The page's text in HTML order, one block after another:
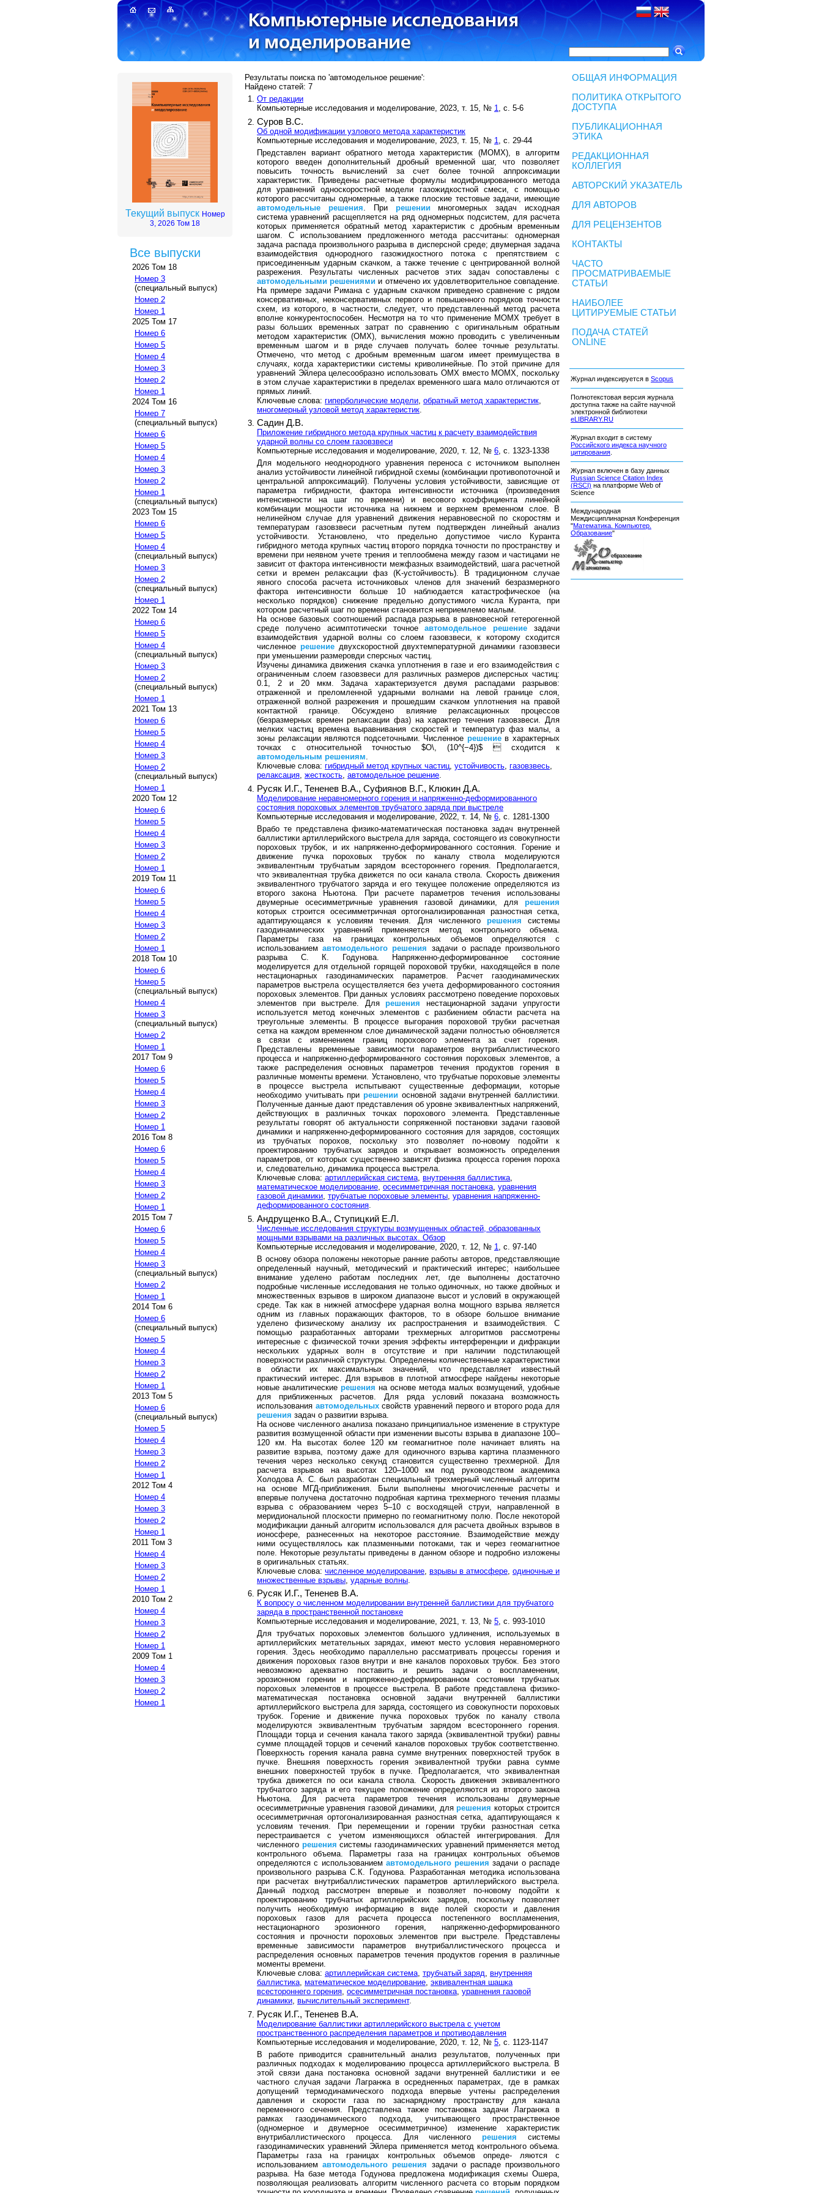
Текущий выпуск Номер
3, 2026 Том 18
Все выпуски
2026 Том 18
Номер 3
(специальный выпуск)
Номер 2
Номер 1
2025 Том 17
Номер 6
Номер 5
Номер 4
Номер 3
Номер 2
Номер 1
2024 Том 16
Номер 7
(специальный выпуск)
Номер 6
Номер 5
Номер 4
Номер 3
Номер 2
Номер 1
(специальный выпуск)
2023 Том 15
Номер 6
Номер 5
Номер 4
(специальный выпуск)
Номер 3
Номер 2
(специальный выпуск)
Номер 1
2022 Том 14
Номер 6
Номер 5
Номер 4
(специальный выпуск)
Номер 3
Номер 2
(специальный выпуск)
Номер 1
2021 Том 13
Номер 6
Номер 5
Номер 4
Номер 3
Номер 2
(специальный выпуск)
Номер 1
2020 Том 12
Номер 6
Номер 5
Номер 4
Номер 3
Номер 2
Номер 1
2019 Том 11
Номер 6
Номер 5
Номер 4
Номер 3
Номер 2
Номер 1
2018 Том 10
Номер 6
Номер 5
(специальный выпуск)
Номер 4
Номер 3
(специальный выпуск)
Номер 2
Номер 1
2017 Том 9
Номер 6
Номер 5
Номер 4
Номер 3
Номер 2
Номер 1
2016 Том 8
Номер 6
Номер 5
Номер 4
Номер 3
Номер 2
Номер 1
2015 Том 7
Номер 6
Номер 5
Номер 4
Номер 3
(специальный выпуск)
Номер 2
Номер 1
2014 Том 6
Номер 6
(специальный выпуск)
Номер 5
Номер 4
Номер 3
Номер 2
Номер 1
2013 Том 5
Номер 6
(специальный выпуск)
Номер 5
Номер 4
Номер 3
Номер 2
Номер 1
2012 Том 4
Номер 4
Номер 3
Номер 2
Номер 1
2011 Том 3
Номер 4
Номер 3
Номер 2
Номер 1
2010 Том 2
Номер 4
Номер 3
Номер 2
Номер 1
2009 Том 1
Номер 4
Номер 3
Номер 2
Номер 1
Результаты поиска по 'автомодельное решение':
Найдено статей: 7
От редакции
Компьютерные исследования и моделирование, 2023, т. 15, № 1, с. 5-6
Суров В.С.
Об одной модификации узлового метода характеристик
Компьютерные исследования и моделирование, 2023, т. 15, № 1
, с. 29-44
Представлен вариант обратного метода характеристик (МОМХ), в алгоритм
которого введен дополнительный дробный временной шаг, что позволяет
повысить точность вычислений за счет более точной аппроксимации
характеристик. Приведены расчетные формулы модифицированного метода
для уравнений односкоростной модели газожидкостной смеси, с помощью
которого рассчитаны одномерные, а также плоские тестовые задачи, имеющие
автомодельные
решения . При решении многомерных задач исходная
система уравнений расщепляется на ряд одномерных подсистем, для расчета
которых применяется обратный метод характеристик с дробным временным
шагом. С использованием предложенного метода рассчитаны: одномерная
задача распада произвольного разрыва в дисперсной среде; двумерная задача
взаимодействия однородного газожидкостного потока с препятствием с
присоединенным ударным скачком, а также течение с центрированной волной
разрежения. Результаты численных расчетов этих задач сопоставлены с
автомодельными решениями и отмечено их удовлетворительное совпадение.
На примере задачи Римана с ударным скачком приведено сравнение с рядом
консервативных, неконсервативных первого и повышенного порядков точности
схем, из которого, в частности, следует, что представленный метод расчета
вполне конкурентоспособен. Несмотря на то что применение МОМХ требует в
разы больших временных затрат по сравнению с оригинальным обратным
методом характеристик (ОМХ), вычисления можно проводить с увеличенным
временным шагом и в ряде случаев получать более точные результаты.
Отмечено, что метод с дробным временным шагом имеет преимущества в
случаях, когда характеристики системы криволинейные. По этой причине для
уравнений Эйлера целесообразно использовать ОМХ вместо МОМХ, поскольку
в этом случае характеристики в пределах временного шага мало отличаются от
прямых линий.
Ключевые слова: гиперболические модели обратный метод характеристик
многомерный узловой метод характеристик
Садин Д.В.
Приложение гибридного метода крупных частиц к расчету взаимодействия
ударной волны со слоем газовзвеси
Компьютерные исследования и моделирование, 2020, т. 12, № 6, с. 1323-1338
Для модельного неоднородного уравнения переноса с источником выполнен
анализ устойчивости линейной гибридной схемы (комбинации противопоточной и
центральной аппроксимаций). Получены условия устойчивости, зависящие от
параметра гибридности, фактора интенсивности источника (произведения
интенсивности на шаг по времени) и весового коэффициента линейной
комбинации мощности источника на нижнем и верхнем временном слое. В
нелинейном случае для уравнений движения неравновесной по скоростям и
температурам газовзвеси расчетным путем подтвержден линейный анализ
устойчивости. Установлено, что предельно допустимое число Куранта
гибридного метода крупных частиц второго порядка точности по пространству и
времени при неявном учете трения и теплообмена между газом и частицами не
зависит от фактора интенсивности межфазных взаимодействий, шага расчетной
сетки и времен релаксации фаз (K-устойчивость). В традиционном случае
явного способа расчета источниковых членов для значений безразмерного
фактора интенсивности больше 10 наблюдается катастрофическое (на
несколько порядков) снижение предельно допустимого числа Куранта, при
котором расчетный шаг по времени становится неприемлемо малым.
На основе базовых соотношений распада разрыва в равновесной гетерогенной
среде получено асимптотически точноеавтомодельное решение задачи
взаимодействия ударной волны со слоем газовзвеси, к которому сходится
численное решениедвухскоростной двухтемпературной динамики газовзвеси
при уменьшении размеровди сперсных частиц.
Изучены динамика движения скачка уплотнения в газе и его взаимодействия с
ограниченным слоем газовзвеси для различных размеров дисперсных частиц:
0.1, 2 и 20 мкм. Задача характеризуется двумя распадами разрывов:
отраженной и преломленной ударными волнами на левой границе слоя,
отраженной волной разрежения и прошедшим скачком уплотнения на правой
контактной границе. Обсуждено влияние релаксационных процессов
(безразмерных времен релаксации фаз) на характер течения газовзвеси. Для
мелких частиц времена выравнивания скоростей и температур фаз малы, а
зоны релаксации являются подсеточными. Численное решениев характерных
точках с относительной точностью $O\, (10^{−4})$  сходится к
автомодельным решениям.
Ключевые слова: гибридный метод крупных частиц, устойчивость, газовзвесь,
релаксация, жесткость, автомодельное решение.
Русяк И.Г., Тененев В.А., Суфиянов В.Г., Клюкин Д.А.
Моделирование неравномерного горения и напряженно-деформированного
состояния пороховых элементов трубчатого заряда при выстреле
Компьютерные исследования и моделирование, 2022, т. 14, № 6 , с. 1281-1300
Врабо те представлена физико-математическая постановка задач внутренней
баллистики артиллерийского выстрела для заряда, состоящего из совокупности
пороховых трубок, и их напряженно-деформированного состояния. Горение и
движение пучка пороховых трубок по каналу ствола моделируются
эквивалентным трубчатым зарядом всестороннего горения. Предполагается,
что эквивалентная трубка движется по оси канала ствола. Скорость движения
эквивалентного трубчатого заряда и его текущее положение определяются из
второго закона Ньютона. При расчете параметров течения использованы
двумерные осесимметричные уравнения газовой динамики, для решения
которых строится осесимметричная ортогонализированная разностная сетка,
адаптирующаяся к условиям течения. Для численного решения системы
газодинамических уравнений применяется метод контрольного объема.
Параметры газа на границах контрольных объемов определяются с
использованиемавтомодельного решения задачи о распаде произвольного
разрыва С. К. Годунова. Напряженно-деформированное состояние
моделируется для отдельной горящей пороховой трубки, находящейся в поле
нестационарных газодинамических параметров. Расчет газодинамических
параметров выстрела осуществляется без учета деформированного состояния
пороховых элементов. При данных условиях рассмотрено поведение пороховых
элементов при выстреле. Длярешения нестационарной задачи упругости
используется метод конечных элементов с разбиением области расчета на
треугольные элементы. В процессе выгорания пороховой трубки расчетная
сетка на каждом временном слое динамической задачи полностью обновляется
в связи с изменением границ порохового элемента за счет горения.
Представлены временные зависимости параметров внутрибаллистического
процесса и напряженно-деформированного состояния пороховых элементов, а
также распределения основных параметров течения продуктов горения в
различные моменты времени. Установлено, что трубчатые пороховые элементы
в процессе выстрела испытывают существенные деформации, которые
необходимо учитывать прирешении основной задачи внутренней баллистики.
Полученные данные дают представления об уровне эквивалентных напряжений,
действующих в различных точках порохового элемента. Представленные
результаты говорят об актуальности сопряженной постановки задачи газовой
динамики и напряженно-деформированного состояния для зарядов, состоящих
из трубчатых порохов, поскольку это позволяет по-новому подойти к
проектированию трубчатых зарядов и открывает возможность определения
параметров, от которых существенно зависят физика процесса горения пороха
и, следовательно, динамика процесса выстрела.
Ключевые слова: артиллерийская система внутренняя баллистика
математическое моделирование осесимметричная постановка уравнения
газовой динамики трубчатые пороховые элементы уравнения напряженно-
деформированного состояния
Андрущенко В.А., Ступицкий Е.Л.
Численные исследования структуры возмущенных областей, образованных
мощными взрывами на различных высотах. Обзор
Компьютерные исследования и моделирование, 2020, т. 12, № 1
, с. 97-140
В основу обзора положены некоторые ранние работы авторов, представляющие
определенный научный, методический и практический интерес; наибольшее
внимание уделено работам последних лет, где выполнены достаточно
подробные численные исследования не только одиночных, но также двойных и
множественных взрывов в широком диапазоне высот и условий в окружающей
среде. Так как в нижней атмосфере ударная волна мощного взрыва является
одним из главных поражающих факторов, то в обзоре большое внимание
уделено физическому анализу их распространения и взаимодействия. С
помощью разработанных авторами трехмерных алгоритмов рассмотрены
интересные с физической точки зрения эффекты интерференции и дифракции
нескольких ударных волн в отсутствие и при наличии подстилающей
поверхности различной структуры. Определены количественные характеристики
в области их максимальных значений, что представляет известный
практический интерес. Для взрывов в плотной атмосфере найдены некоторые
новые аналитические решения на основе метода малых возмущений, удобные
для приближенных расчетов. Для ряда условий показана возможность
использования автомодельныхсвойств уравнений первого и второго рода для
решения задач о развитии взрыва.
На основе численного анализа показано принципиальное изменение в структуре
развития возмущенной области при изменении высоты взрыва в диапазоне 100–
120 км. На высотах более 120 км геомагнитное поле начинает влиять на
развитие взрыва, поэтому даже для одиночного взрыва картина плазменного
течения через несколько секунд становится существенно трехмерной. Для
расчета взрывов на высотах 120–1000 км под руководством академика
Холодова А. С. был разработан специальный трехмерный численный алгоритм
на основе МГД-приближения. Были выполнены многочисленные расчеты и
впервые получена достаточно подробная картина трехмерного течения плазмы
взрыва с образованием через 5–10 с восходящей струи, направленной в
меридиональной плоскости примерно по геомагнитному полю. После некоторой
модификации данный алгоритм использовался для расчета двойных взрывов в
ионосфере, разнесенных на некоторое расстояние. Взаимодействие между
ними осуществлялось как плазменными потоками, так и через геомагнитное
поле. Некоторые результаты приведены в данном обзоре и подробно изложены
в оригинальных статьях.
Ключевые слова: численное моделирование взрывы в атмосфере одиночные и
множественные взрывы ударные волны
Русяк И.Г., Тененев В.А.
К вопросу о численном моделировании внутренней баллистики для трубчатого
заряда в пространственной постановке
Компьютерные исследования и моделирование, 2021, т. 13, № 5, с. 993-1010
Для трубчатых пороховых элементов большого удлинения, используемых в
артиллерийских метательных зарядах, имеют место условия неравномерного
горения. Здесь необходимо параллельно рассматривать процессы горения и
движения пороховых газов внутри и вне каналов пороховых трубок. Без этого
невозможно адекватно поставить и решить задачи о воспламенении,
эрозионном горении и напряженно-деформированном состоянии трубчатых
пороховых элементов в процессе выстрела. В работе представлена физико-
математическая постановка основной задачи внутренней баллистики
артиллерийского выстрела для заряда, состоящего из совокупности пороховых
трубок. Горение и движение пучка пороховых трубок по каналу ствола
моделируются эквивалентным трубчатым зарядом всестороннего горения.
Площади торца и сечения канала такого заряда (эквивалентной трубки) равны
сумме площадей торцов и сечений каналов пороховых трубок соответственно.
Поверхность горения канала равна сумме внутренних поверхностей трубок в
пучке. Внешняя поверхность горения эквивалентной трубки равна сумме
внешних поверхностей трубок в пучке. Предполагается, что эквивалентная
трубка движется по оси канала ствола. Скорость движения эквивалентного
трубчатого заряда и его текущее положение определяются из второго закона
Ньютона. Для расчета параметров течения использованы двумерные
осесимметричные уравнения газовой динамики, длярешения которых строится
осесимметричная ортогонализированная разностная сетка, адаптирующаяся к
условиям течения. При перемещении и горении трубки разностная сетка
перестраивается с учетом изменяющихся областей интегрирования. Для
численного решения системы газодинамических уравнений применяется метод
контрольного объема. Параметры газа на границах контрольных объемов
определяются с использованием автомодельного решения задачи о распаде
произвольного разрыва С.К. Годунова. Разработанная методика использована
при расчетах внутрибаллистических параметров артиллерийского выстрела.
Данный подход рассмотрен впервые и позволяет по-новому подойти к
проектированию трубчатых артиллерийских зарядов, поскольку позволяет
получить необходимую информацию в виде полей скорости и давления
пороховых газов для расчета процесса постепенного воспламенения,
нестационарного эрозионного горения, напряженно-деформированного
состояния и прочности пороховых элементов при выстреле. Представлены
временные зависимости параметров внутрибаллистического процесса и
распределения основных параметров течения продуктов горения в различные
моменты времени.
Ключевые слова: артиллерийская система, трубчатый заряд, внутренняя
баллистика, математическое моделирование, эквивалентная шашка
всестороннего горения, осесимметричная постановка, уравнения газовой
динамики, вычислительный эксперимент.
Русяк И.Г., Тененев В.А.
Моделирование баллистики артиллерийского выстрела с учетом
пространственного распределения параметров и противодавления
Компьютерные исследования и моделирование, 2020, т. 12, № 5 , с. 1123-1147
В работе приводится сравнительный анализ результатов, полученных при
различных подходах к моделированию процесса артиллерийского выстрела. В
этой связи дана постановка основной задачи внутренней баллистики и ее
частного случая задачи Лагранжа в осредненных параметрах, где в рамках
допущений термодинамического подхода впервые учтены распределения
давления и скорости газа по заснарядному пространству для канала
переменного сечения. Представлена также постановка задачи Лагранжа в
рамках газодинамического подхода, учитывающего пространственное
(одномерное и двумерное осесимметричное) изменение характеристик
внутрибаллистического процесса. Для численногорешения системы
газодинамических уравнений Эйлера применяется метод контрольного объема.
Параметры газа на границах контрольных объемов опреде- ляются с
использованиемавтомодельного решения задачи о распаде произвольного
разрыва. На базе метода Годунова предложена модификация схемы Ошера,
позволяющая реализовать алгоритм численного расчета со вторым порядком
ОБЩАЯ ИНФОРМАЦИЯ
ПОЛИТИКА ОТКРЫТОГО
ДОСТУПА
ПУБЛИКАЦИОННАЯ
ЭТИКА
РЕДАКЦИОННАЯ
КОЛЛЕГИЯ
АВТОРСКИЙ УКАЗАТЕЛЬ
ДЛЯ АВТОРОВ
ДЛЯ РЕЦЕНЗЕНТОВ
КОНТАКТЫ
ЧАСТО
ПРОСМАТРИВАЕМЫЕ
СТАТЬИ
НАИБОЛЕЕ
ЦИТИРУЕМЫЕ СТАТЬИ
ПОДАЧА СТАТЕЙ
ONLINE
Журнал индексируется в Scopus
Полнотекстовая версия журнала
доступна также на сайте научной
электронной библиотеки
eLIBRARY.RU
Журнал входит в систему
Российского индекса научного
цитирования
Журнал включен в базу данных
Russian Science Citation Index
(RSCI) на платформе Web of
Science
Международная
Междисциплинарная Конференция
"Математика. Компьютер.
Образование"